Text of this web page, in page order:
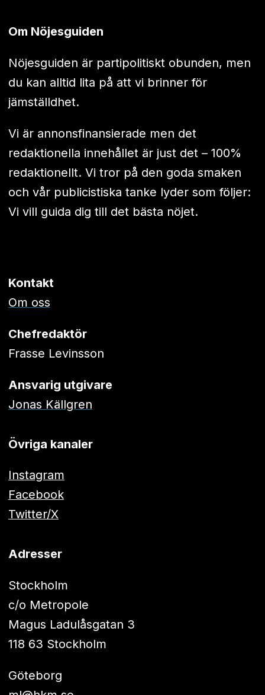
Om Nöjesguiden
Nöjesguiden är partipolitiskt obunden, men
du kan alltid lita på att vi brinner för
jämställdhet.
Vi är annonsfinansierade men det
redaktionella innehållet är just det – 100%
redaktionellt. Vi tror på den goda smaken
och vår publicistiska tanke lyder som följer:
Vi vill guida dig till det bästa nöjet.
Kontakt
Om oss
Chefredaktör
Frasse Levinsson
Ansvarig utgivare
Jonas Källgren
Övriga kanaler
Instagram
Facebook
Twitter/X
Adresser
Stockholm
c/o Metropole
Magus Ladulåsgatan 3
118 63 Stockholm
Göteborg